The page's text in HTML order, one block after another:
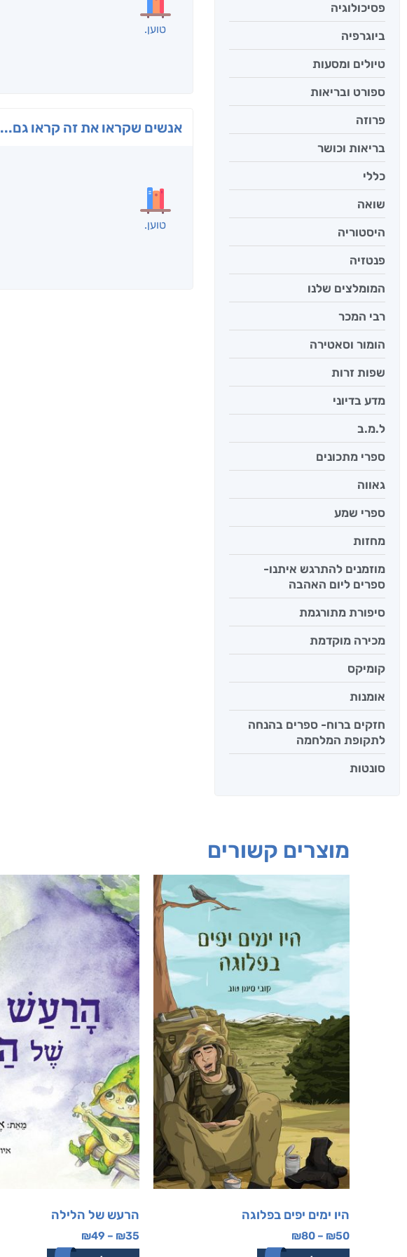
פסיכולוגיה
ביוגרפיה
טיולים ומסעות
ספורט ובריאות
פרוזה
בריאות וכושר
כללי
שואה
היסטוריה
פנטזיה
המומלצים שלנו
רבי המכר
הומור וסאטירה
שפות זרות
מדע בדיוני
ל.מ.ב
ספרי מתכונים
גאווה
ספרי שמע
מחזות
מוזמנים להתרגש איתנו-
ספרים ליום האהבה
סיפורת מתורגמת
מכירה מוקדמת
קומיקס
אומנות
חזקים ברוח- ספרים בהנחה
לתקופת המלחמה
סונטות
טוען
אנשים שקראו את זה קראו גם...
מוצרים קשורים
היו ימים יפים בפלוגה
₪50
–
₪80
הרעש של הלילה
₪35
–
₪49